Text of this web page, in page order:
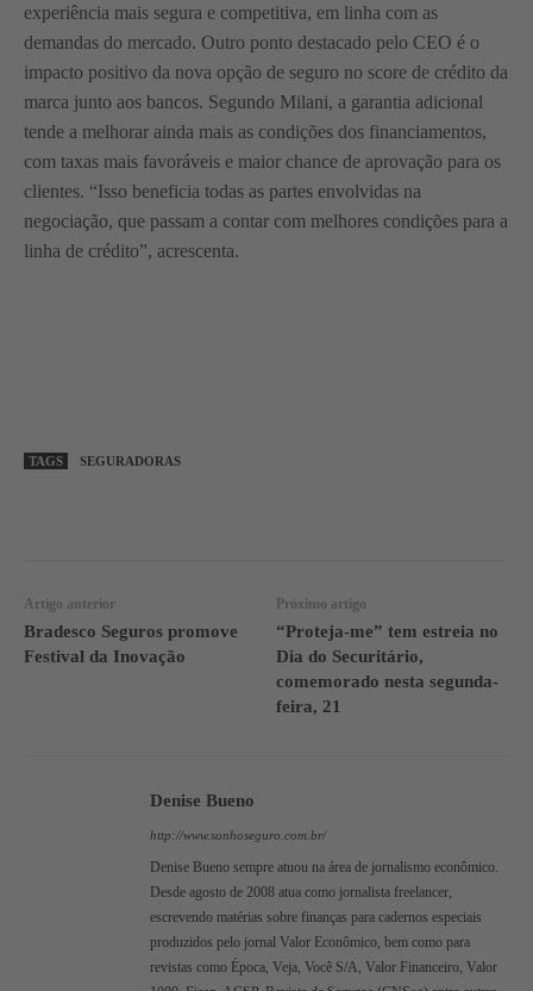
experiência mais segura e competitiva, em linha com as
demandas do mercado. Outro ponto destacado pelo CEO é o
impacto positivo da nova opção de seguro no score de crédito da
marca junto aos bancos. Segundo Milani, a garantia adicional
tende a melhorar ainda mais as condições dos financiamentos,
com taxas mais favoráveis e maior chance de aprovação para os
clientes. “Isso beneficia todas as partes envolvidas na
negociação, que passam a contar com melhores condições para a
linha de crédito”, acrescenta.
TAGS SEGURADORAS
Artigo anterior
Bradesco Seguros promove
Festival da Inovação
Próximo artigo
“Proteja-me” tem estreia no
Dia do Securitário,
comemorado nesta segunda-
feira, 21
Denise Bueno
http://www.sonhoseguro.com.br/
Denise Bueno sempre atuou na área de jornalismo econômico.
Desde agosto de 2008 atua como jornalista freelancer,
escrevendo matérias sobre finanças para cadernos especiais
produzidos pelo jornal Valor Econômico, bem como para
revistas como Época, Veja, Você S/A, Valor Financeiro, Valor